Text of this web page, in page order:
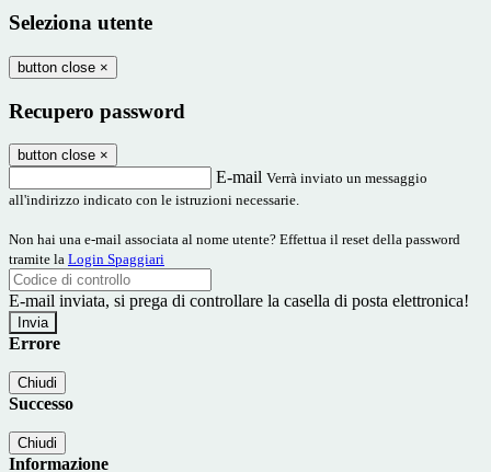
Seleziona utente
button close ×
Recupero password
button close ×
E-mail Verrà inviato un messaggio
all'indirizzo indicato con le istruzioni necessarie.
Non hai una e-mail associata al nome utente? Effettua il reset della password
tramite la Login Spaggiari
E-mail inviata, si prega di controllare la casella di posta elettronica!
Errore
Chiudi
Successo
Chiudi
Informazione